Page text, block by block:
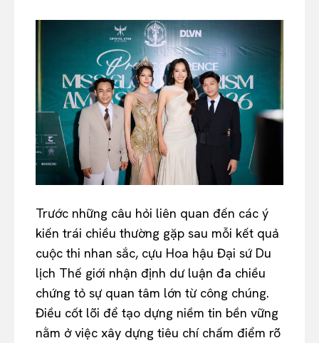
Trước những câu hỏi liên quan đến các ý
kiến trái chiều thường gặp sau mỗi kết quả
cuộc thi nhan sắc, cựu Hoa hậu Đại sứ Du
lịch Thế giới nhận định dư luận đa chiều
chứng tỏ sự quan tâm lớn từ công chúng.
Điều cốt lõi để tạo dựng niềm tin bền vững
nằm ở việc xây dựng tiêu chí chấm điểm rõ